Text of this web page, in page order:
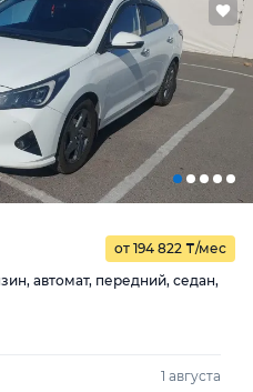
от 194 822 ₸/мес
автомат, передний, седан,
1 августа